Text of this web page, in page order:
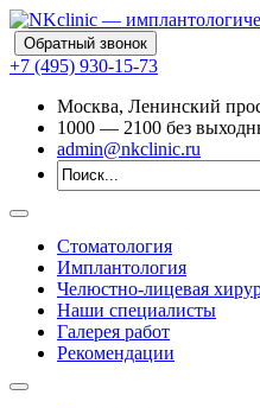
Обратный звонок
+7 (495) 930-15-73
Москва, Ленинский
1000 — 2100 без
admin@nkclinic.ru
Стоматология
Имплантология
Челюстно-лицевая
Наши специалисты
Галерея работ
Рекомендации